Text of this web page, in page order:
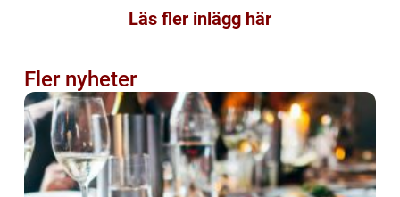
Läs fler inlägg här
Fler nyheter